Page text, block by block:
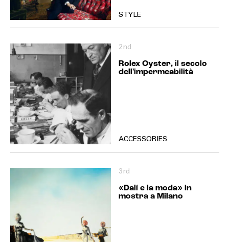
STYLE
2nd
Rolex Oyster, il secolo
dell'impermeabilità
ACCESSORIES
3rd
«Dalí e la moda» in
mostra a Milano